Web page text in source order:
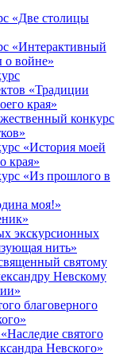
«Две столицы
«Интерактивный
о войне»
«Традиции
края»
конкурс
«История моей
края»
«Из прошлого в
моя!»
экскурсионных
нить»
святому
Невскому
благоверного
святого
Невского»